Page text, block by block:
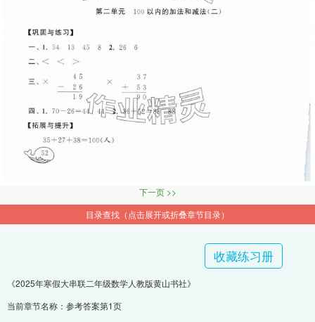
下一页 >>
目录查找（点击展开或折叠章节目录）
收藏练习册
《2025年寒假大串联二年级数学人教版黄山书社》
当前章节名称：参考答案第1页